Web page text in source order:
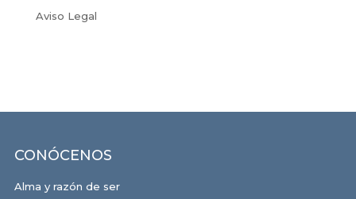
Aviso Legal
CONÓCENOS
Alma y razón de ser